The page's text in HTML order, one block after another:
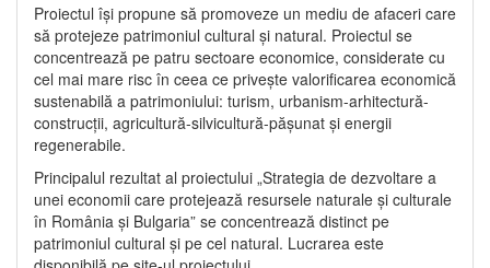
Proiectul își propune să promoveze un mediu de afaceri care
să protejeze patrimoniul cultural și natural. Proiectul se
concentrează pe patru sectoare economice, considerate cu
cel mai mare risc în ceea ce privește valorificarea economică
sustenabilă a patrimoniului: turism, urbanism-arhitectură-
construcții, agricultură-silvicultură-pășunat și energii
regenerabile.
Principalul rezultat al proiectului „Strategia de dezvoltare a
unei economii care protejează resursele naturale și culturale
în România și Bulgaria” se concentrează distinct pe
patrimoniul cultural și pe cel natural. Lucrarea este